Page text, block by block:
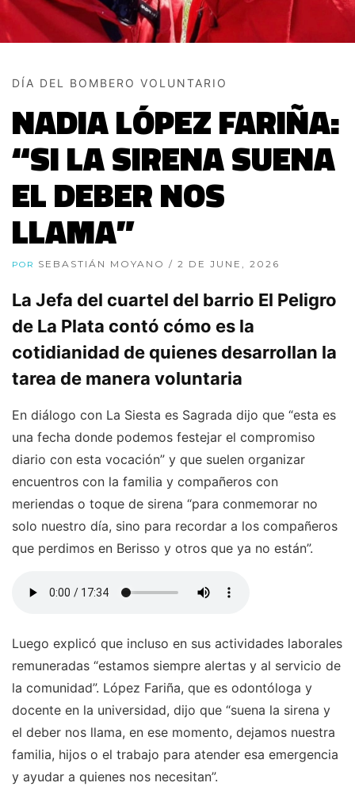
DÍA DEL BOMBERO VOLUNTARIO
NADIA LÓPEZ FARIÑA:
“SI LA SIRENA SUENA
EL DEBER NOS
LLAMA”
POR SEBASTIÁN MOYANO / 2 DE JUNE, 2026
La Jefa del cuartel del barrio El Peligro
de La Plata contó cómo es la
cotidianidad de quienes desarrollan la
tarea de manera voluntaria
En diálogo con La Siesta es Sagrada dijo que “esta es
una fecha donde podemos festejar el compromiso
diario con esta vocación” y que suelen organizar
encuentros con la familia y compañeros con
meriendas o toque de sirena “para conmemorar no
solo nuestro día, sino para recordar a los compañeros
que perdimos en Berisso y otros que ya no están”.
Luego explicó que incluso en sus actividades laborales
remuneradas “estamos siempre alertas y al servicio de
la comunidad”. López Fariña, que es odontóloga y
docente en la universidad, dijo que “suena la sirena y
el deber nos llama, en ese momento, dejamos nuestra
familia, hijos o el trabajo para atender esa emergencia
y ayudar a quienes nos necesitan”.